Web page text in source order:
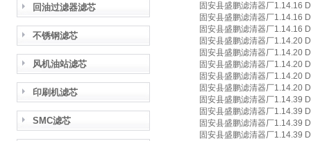
回油过滤器滤芯
不锈钢滤芯
风机油站滤芯
印刷机滤芯
SMC滤芯
固安县盛鹏滤清器厂1.14.16
固安县盛鹏滤清器厂1.14.16
固安县盛鹏滤清器厂1.14.16
固安县盛鹏滤清器厂1.14.20
固安县盛鹏滤清器厂1.14.20
固安县盛鹏滤清器厂1.14.20
固安县盛鹏滤清器厂1.14.20
固安县盛鹏滤清器厂1.14.20
固安县盛鹏滤清器厂1.14.39
固安县盛鹏滤清器厂1.14.39
固安县盛鹏滤清器厂1.14.39
固安县盛鹏滤清器厂1.14.39